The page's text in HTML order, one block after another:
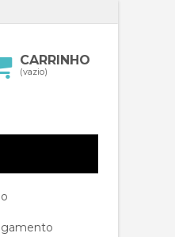
CARRINHO
(vazio)